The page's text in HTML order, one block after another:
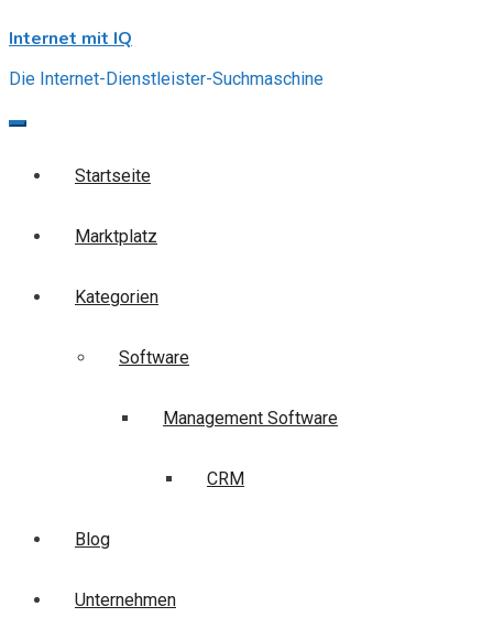
to
Internet mit IQ
Die Internet-Dienstleister-Suchmaschine
Startseite
Marktplatz
Kategorien
Software
Management Software
CRM
Blog
Unternehmen